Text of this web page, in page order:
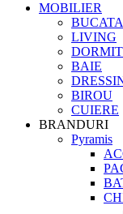
MOBILIER
LIVING
BAIE
BIROU
CUIERE
BRANDURI
Pyramis